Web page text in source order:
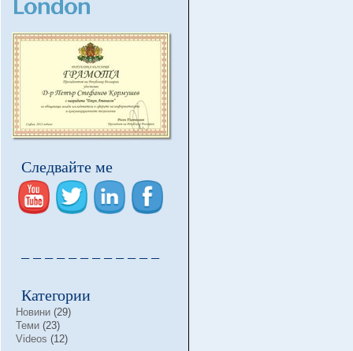
Следвайте ме
– – – – – – – – – – – –
Категории
Новини (29)
Теми (23)
Videos (12)